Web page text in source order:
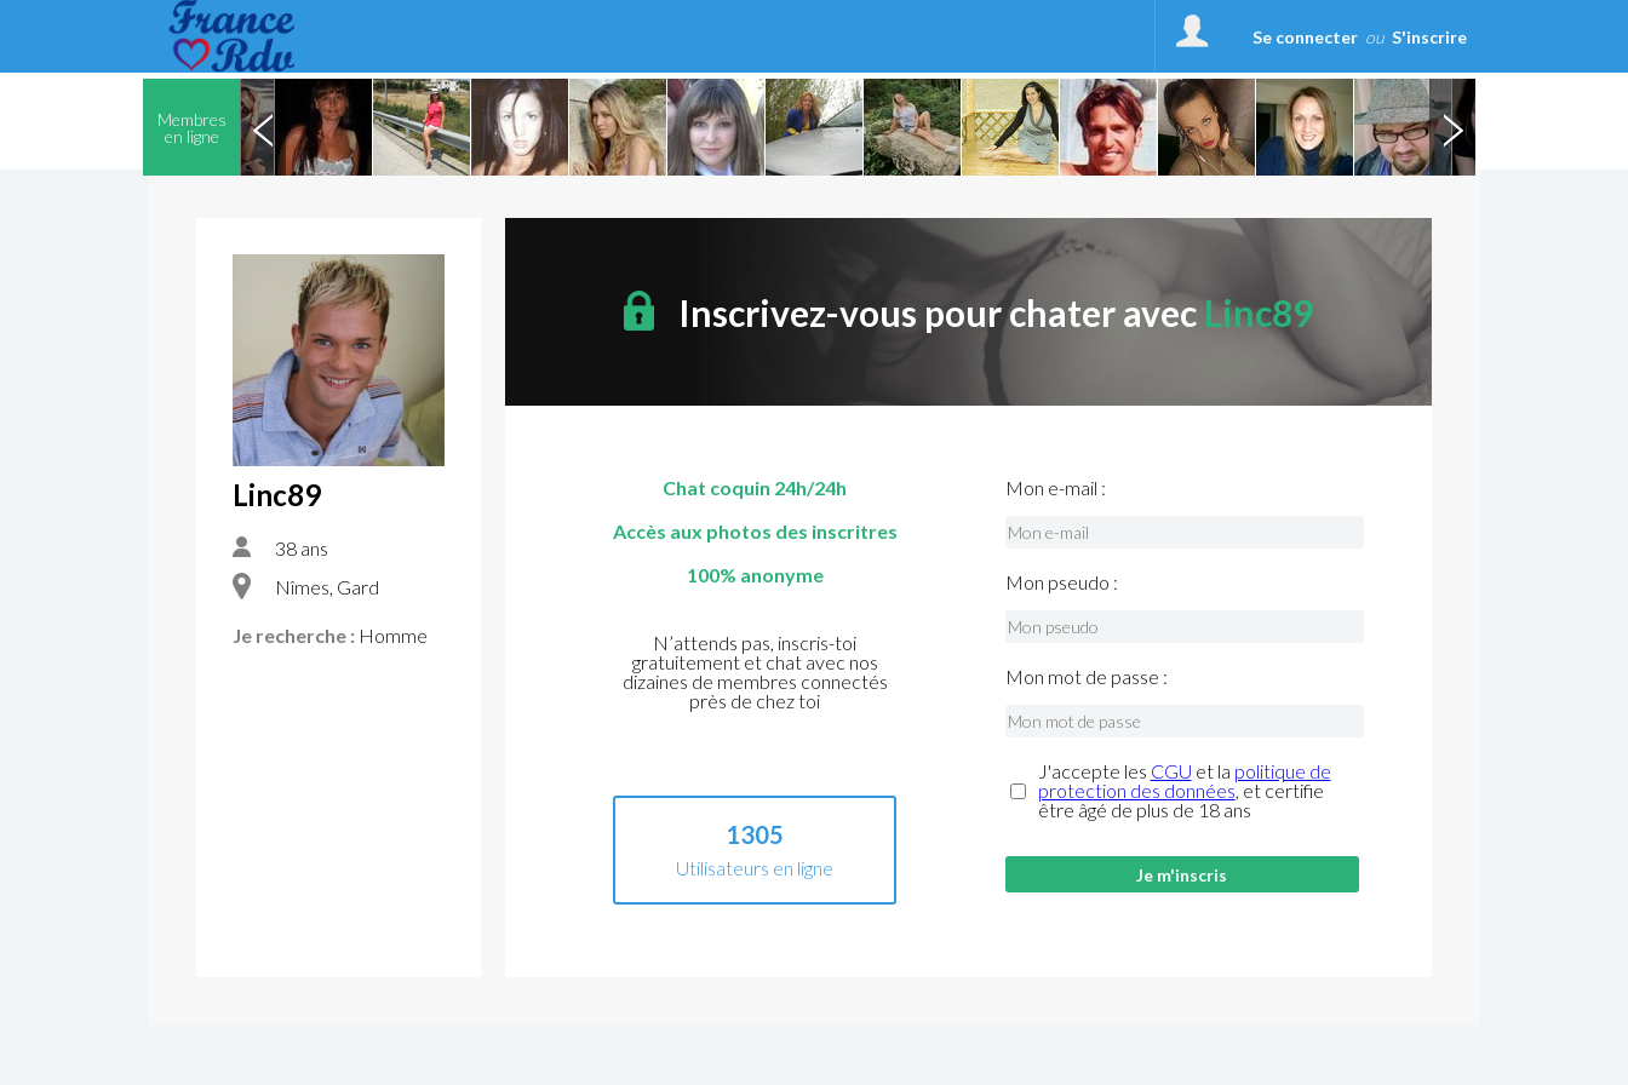
Se connecter ou S'inscrire
Membres
en ligne
Linc89
38 ans
Nîmes, Gard
Je recherche : Homme
Inscrivez-vous pour chater avecLinc89
Chat coquin 24h/24h
Accès aux photos des inscritres
100% anonyme
N’attends pas, inscris-toi
gratuitement et chat avec nos
dizaines de membres connectés
près de chez toi
1305
Utilisateurs en ligne
Mon e-mail :
Mon pseudo :
Mon mot de passe :
J'accepte les CGU et la politique de
protection des données, et certifie
être âgé de plus de 18 ans